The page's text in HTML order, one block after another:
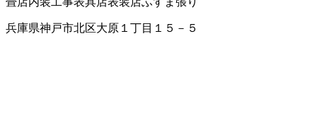
兵庫県神戸市北区大原１丁目１５－５